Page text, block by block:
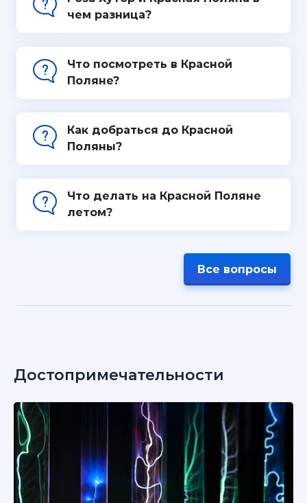
чем разница?
Что посмотреть в Красной
Поляне?
Как добраться до Красной
Поляны?
Что делать на Красной Поляне
летом?
Все вопросы
Достопримечательности